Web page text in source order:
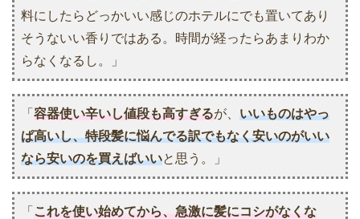
料にしたらどっかいい感じのホテルにでも置いてあり
そうないい香りではある。時間が経ったらあまりわか
らなくなるし。」
「 容器使い辛いし値段も高すぎるが、 いいものはやっ
ぱ高いし、特段髪に悩んでる訳でもなく安いのがいい
なら安いのを買えばいいと思う。」
「 これを使い始めてから、急激に髪にコシがなくな